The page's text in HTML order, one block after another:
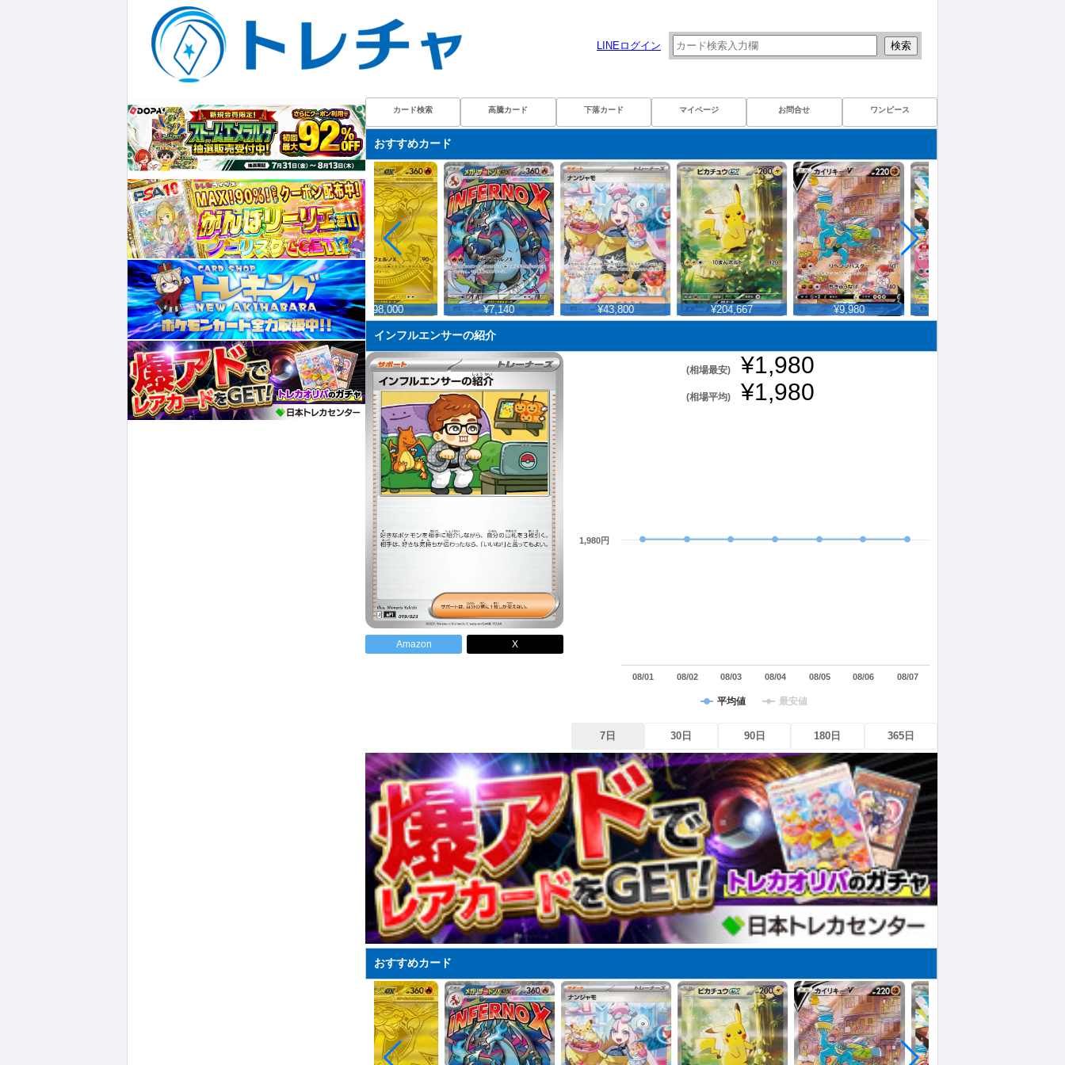
LINEログイン 検索
カード検索 高騰カード 下落カード マイページ お問合せ ワンピース
おすすめカード
¥8,580 ¥2,080 ¥198,000 ¥7,140 ¥43,800 ¥204,667 ¥9,980
インフルエンサーの紹介
Amazon X
(相場最安) ¥1,980
(相場平均) ¥1,980
平均値 最安値
08/01 08/02 08/03 08/04 08/05 08/06 08/07
1,980円
7日 30日 90日 180日 365日
おすすめカード